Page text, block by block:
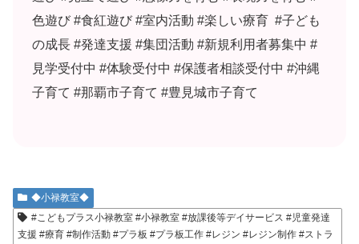
色遊び #食紅遊び #室内活動 #楽しい療育 #子ども
の成長 #発達支援 #集団活動 #新規利用者募集中 #
見学受付中 #体験受付中 #保護者相談受付中 #沖縄
子育て #那覇市子育て #豊見城市子育て
◆小禄教室◆
#こどもプラス小禄教室 #小禄教室 #放課後等デイサービス #児童発達
支援 #療育 #制作活動 #プラ板 #プラ板工作 #レジン #レジン制作 #ストラ